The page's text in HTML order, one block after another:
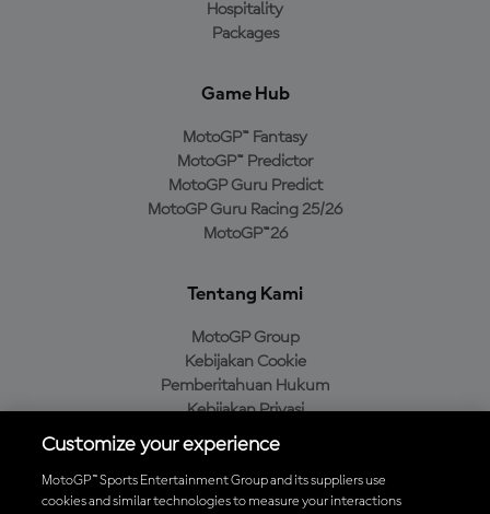
Hospitality
Packages
Game Hub
MotoGP™ Fantasy
MotoGP™ Predictor
MotoGP Guru Predict
MotoGP Guru Racing 25/26
MotoGP™26
Tentang Kami
MotoGP Group
Kebijakan Cookie
Pemberitahuan Hukum
Kebijakan Privasi
Kebijakan Pembelian
Customize your experience
MotoGP™ Sports Entertainment Group and its suppliers use
cookies and similar technologies to measure your interactions